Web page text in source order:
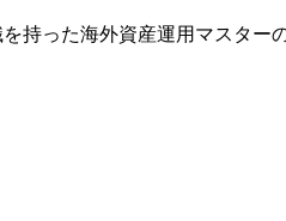
持った海外資産運用マスタ